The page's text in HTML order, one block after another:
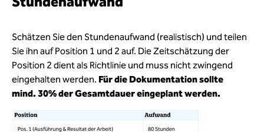
Schätzen Sie den Stundenaufwand (realistisch) und teilen
Sie ihn auf Position 1 und 2 auf. Die Zeitschätzung der
Position 2 dient als Richtlinie und muss nicht zwingend
eingehalten werden. Für die Dokumentation sollte
mind. 30% der Gesamtdauer eingeplant werden.